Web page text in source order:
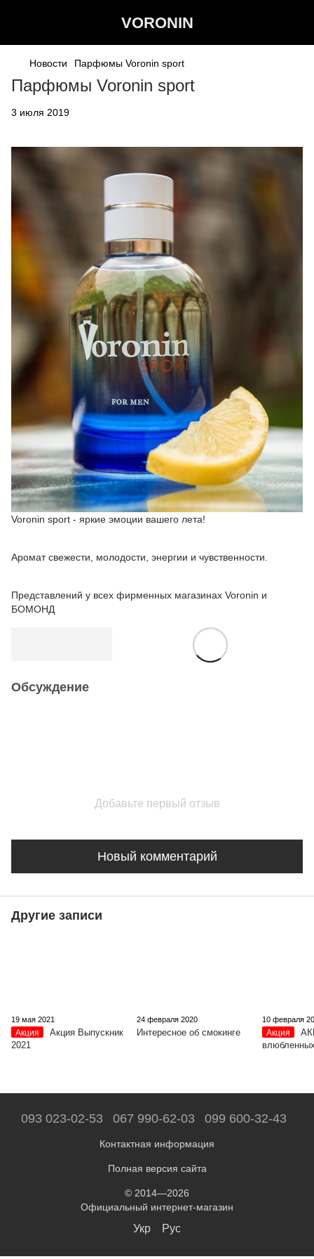
VORONIN
Новости Парфюмы Voronin sport
Парфюмы Voronin sport
3 июля 2019
Voronin sport - яркие эмоции вашего лета!
Аромат свежести, молодости, энергии и чувственности.
Представлений у всех фирменных магазинах Voronin и
БОМОНД
Обсуждение
Добавьте первый отзыв
Новый комментарий
Другие записи
19 мая 2021
Акция
Акция Выпускник
2021
24 февраля 2020
Интересное об смокинге
10 февраля
Акция
093 023-02-53 067 990-62-03 099 600-32-43
Контактная информация
Полная версия сайта
© 2014—2026
Официальный интернет-магазин
Укр Рус